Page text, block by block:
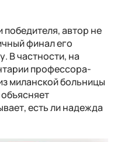
победителя, автор не
финал его
В частности, на
профессора-
миланской больницы
объясняет
есть ли надежда